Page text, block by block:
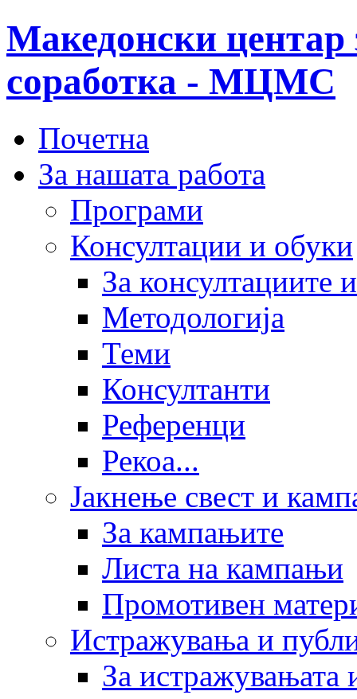
Македонски центар
соработка - МЦМС
Почетна
За нашата работа
Програми
Консултации и обуки
За консултациите
Методологија
Теми
Консултанти
Референци
Рекоа...
Јакнење свест и
За кампањите
Листа на кампањи
Промотивен
Истражувања и
За истражувањата